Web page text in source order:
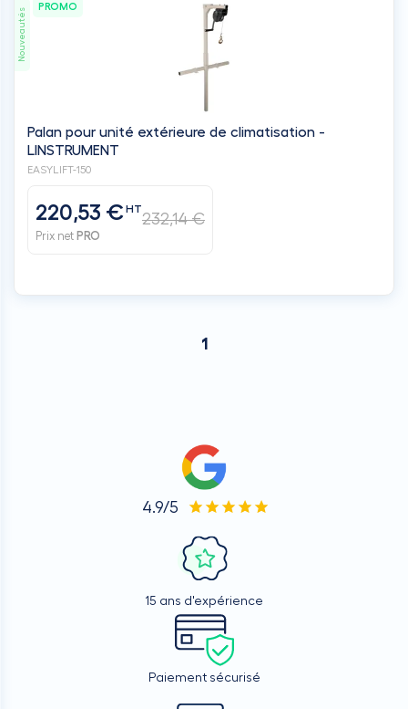
Nouveautés
PROMO
Palan pour unité extérieure de climatisation -
LINSTRUMENT
EASYLIFT-150
220,53 €HT
Prix net PRO
232,14 €
1
4.9/5
15 ans d'expérience
Paiement sécurisé